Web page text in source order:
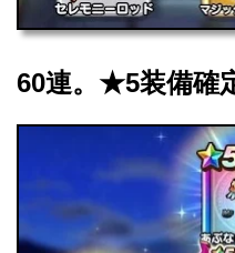
60連。★5装備確